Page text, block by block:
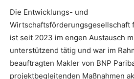
Die Entwicklungs- und
Wirtschaftsförderungsgesellschaft
ist seit 2023 im engen Austausch
unterstützend tätig und war im
beauftragten Makler von BNP
projektbegleitenden Maßnahmen